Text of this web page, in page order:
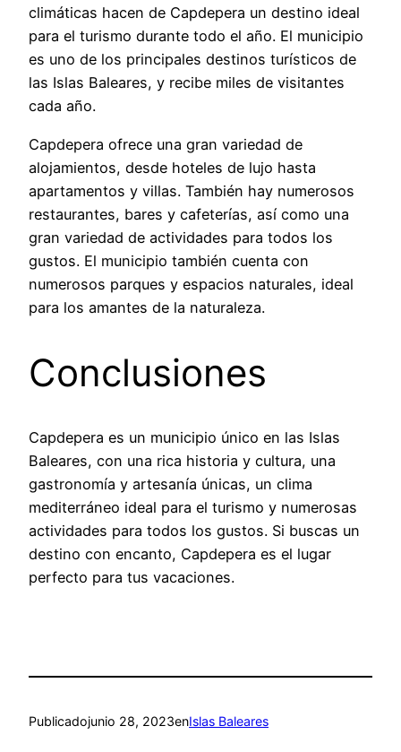
climáticas hacen de Capdepera un destino ideal
para el turismo durante todo el año. El municipio
es uno de los principales destinos turísticos de
las Islas Baleares, y recibe miles de visitantes
cada año.
Capdepera ofrece una gran variedad de
alojamientos, desde hoteles de lujo hasta
apartamentos y villas. También hay numerosos
restaurantes, bares y cafeterías, así como una
gran variedad de actividades para todos los
gustos. El municipio también cuenta con
numerosos parques y espacios naturales, ideal
para los amantes de la naturaleza.
Conclusiones
Capdepera es un municipio único en las Islas
Baleares, con una rica historia y cultura, una
gastronomía y artesanía únicas, un clima
mediterráneo ideal para el turismo y numerosas
actividades para todos los gustos. Si buscas un
destino con encanto, Capdepera es el lugar
perfecto para tus vacaciones.
Publicadojunio 28, 2023enIslas Baleares